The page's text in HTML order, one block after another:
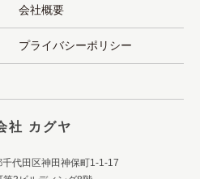
会社概要
プライバシーポリシー
社 カグヤ
代田区神田神保町1-1-17